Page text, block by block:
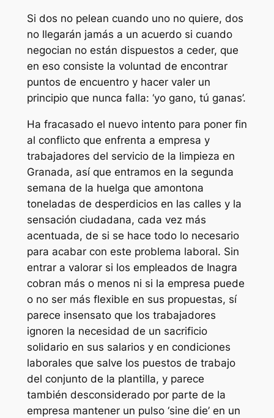
Si dos no pelean cuando uno no quiere, dos
no llegarán jamás a un acuerdo si cuando
negocian no están dispuestos a ceder, que
en eso consiste la voluntad de encontrar
puntos de encuentro y hacer valer un
principio que nunca falla: ‘yo gano, tú ganas’.
Ha fracasado el nuevo intento para poner fin
al conflicto que enfrenta a empresa y
trabajadores del servicio de la limpieza en
Granada, así que entramos en la segunda
semana de la huelga que amontona
toneladas de desperdicios en las calles y la
sensación ciudadana, cada vez más
acentuada, de si se hace todo lo necesario
para acabar con este problema laboral. Sin
entrar a valorar si los empleados de Inagra
cobran más o menos ni si la empresa puede
o no ser más flexible en sus propuestas, sí
parece insensato que los trabajadores
ignoren la necesidad de un sacrificio
solidario en sus salarios y en condiciones
laborales que salve los puestos de trabajo
del conjunto de la plantilla, y parece
también desconsiderado por parte de la
empresa mantener un pulso ‘sine die’ en un